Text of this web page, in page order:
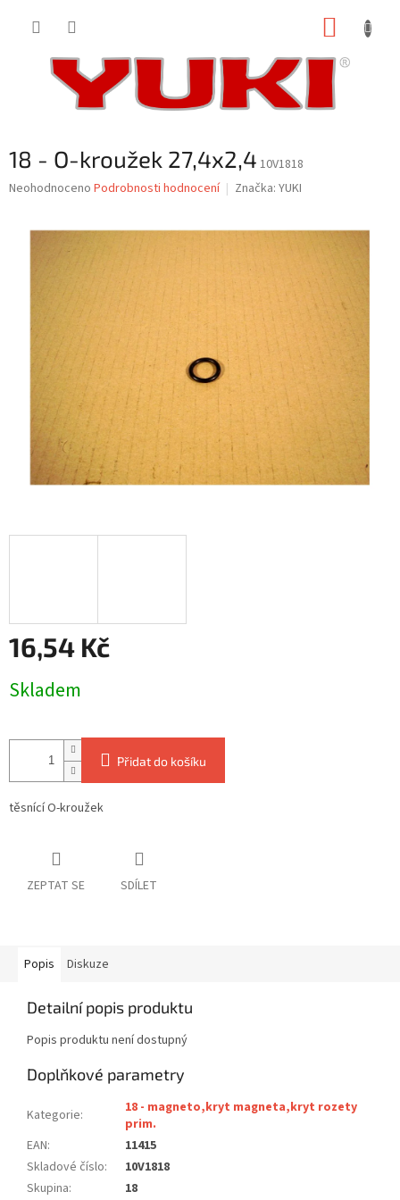
18 - O-kroužek 27,4x2,4 10V1818
Průměrné
Neohodnoceno Podrobnosti hodnocení Značka: YUKI
16,54 Kč
cena:
Skladem
Přidat do košíku
těsnící O-kroužek
ZEPTAT SE SDÍLET
Popis Diskuze
Detailní popis produktu
Popis produktu není dostupný
Doplňkové parametry
Kategorie:
18 - magneto,kryt magneta,kryt rozety
prim.
EAN:
11415
Skladové číslo:
10V1818
Skupina: 18